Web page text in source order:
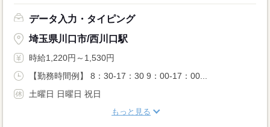
データ入力・タイピング
埼玉県川口市/西川口駅
時給1,220円～1,530円
【勤務時間例】 8：30-17：30 9：00-17：00...
土曜日 日曜日 祝日
もっと見る